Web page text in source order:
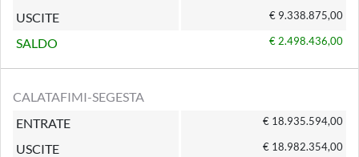
USCITE € 9.338.875,00
SALDO € 2.498.436,00
CALATAFIMI-SEGESTA
ENTRATE
€ 18.935.594,00
USCITE € 18.982.354,00